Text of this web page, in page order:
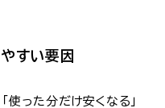
すい要因
使った分だけ安くなる」